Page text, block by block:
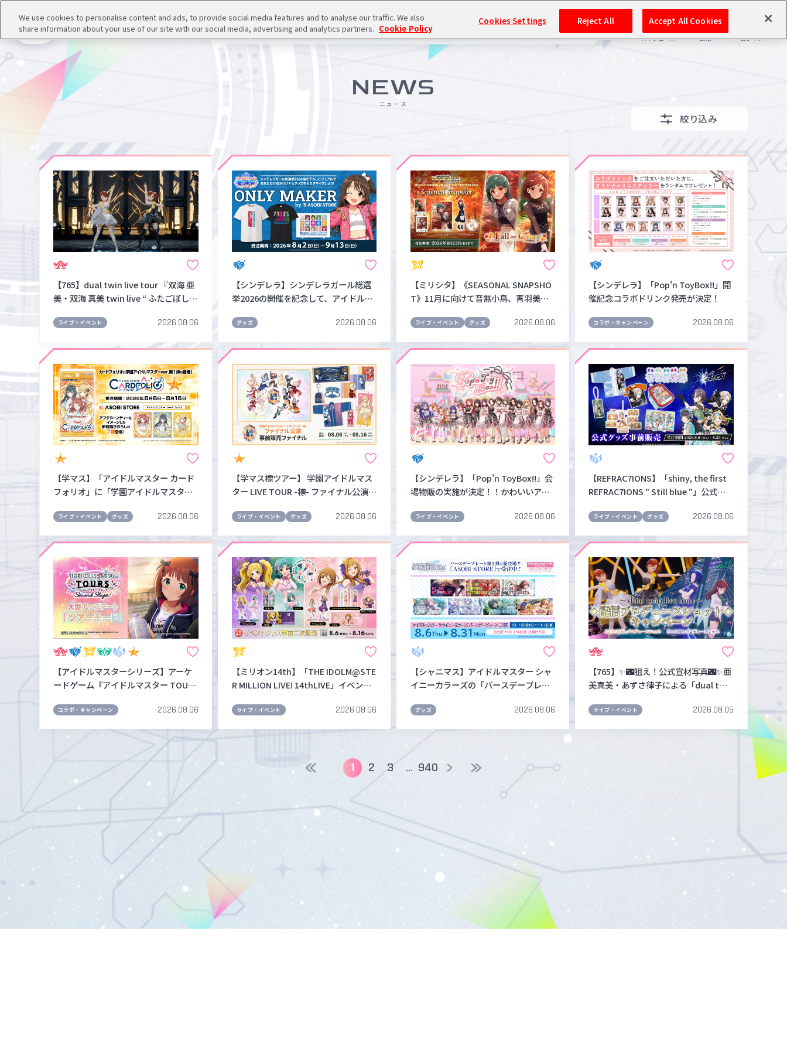
スケジュール 検索 ログイン
アイドルマスター ポータルへの登録について
マイデスク
シリアルコード・
あいことば
活動履歴
閲覧履歴・購入履歴 Pレポ
チェックイン お気に入り
マイスケジュール メモ
マイデスク設定変更 バンダイナムコID Link設定
ブランド
絞り込み
ALL THE IDOL
M@STER
シンデレラ
ガールズ ミリオンライブ！ カラーズ アイドルマスター その他
NEWS
ニュース
絞り込み
【765】dual twin live tour 『双海 亜
美・双海 真美 twin live “ ふたごぼしの
視聴ありがとうございました！本日の
ら！
ライブ・イベント 2026.08.06
【シンデレラ】シンデレラガール総選
挙2026の開催を記念して、アイドル19
ャツ" と"アクリルスタンドボード" で
グッズ 2026.08.06
【ミリシタ】《SEASONAL SNAPSHO
T》11月に向けて音無小鳥、青羽美咲
グッズが受注開始！！
ライブ・イベント グッズ 2026.08.06
【シンデレラ】「Pop'n ToyBox!!」開
催記念コラボドリンク発売が決定！
コラボ・キャンペーン 2026.08.06
【学マス】「アイドルマスター カード
フォリオ」に「学園アイドルマスタ
TOREで受注スタート！
ライブ・イベント グッズ 2026.08.06
【学マス標ツアー】 学園アイドルマス
ター LIVE TOUR -標- ファイナル公演の
ルが本日8月6日(木)16:00よりスター
ライブ・イベント グッズ 2026.08.06
【シンデレラ】「Pop'n ToyBox!!」会
場物販の実施が決定！！かわいいアイ
ライブ・イベント 2026.08.06
【REFRAC7IONS】「shiny, the first
REFRAC7IONS " Still blue "」公式グ
タート！！受注は8月23日(日)まで！
ライブ・イベント グッズ 2026.08.06
【アイドルマスターシリーズ】アーケ
ードゲーム『アイドルマスター TOUR
シリーズ1弾をスタートし、「ツアーモ
が登場！
コラボ・キャンペーン 2026.08.06
【ミリオン14th】「THE IDOLM@STE
R MILLION LIVE! 14thLIVE」イベント
ト！！数量限定販売のためお見逃しな
ライブ・イベント 2026.08.06
【シャニマス】アイドルマスター シャ
イニーカラーズの「バースデープレー
SOBI STOREで受注中♪
グッズ 2026.08.06
【765】✨🌃狙え！公式宣材写真🌃✨亜
美真美・あずさ律子による「dual twi
ト投稿キャンペーン📷のご案内
ライブ・イベント 2026.08.05
1 2 3 ... 940
We use cookies to personalise content and ads, to provide social media features and to analyse our traffic. We also
share information about your use of our site with our social media, advertising and analytics partners. Cookie Policy
Cookies Settings Reject All Accept All Cookies